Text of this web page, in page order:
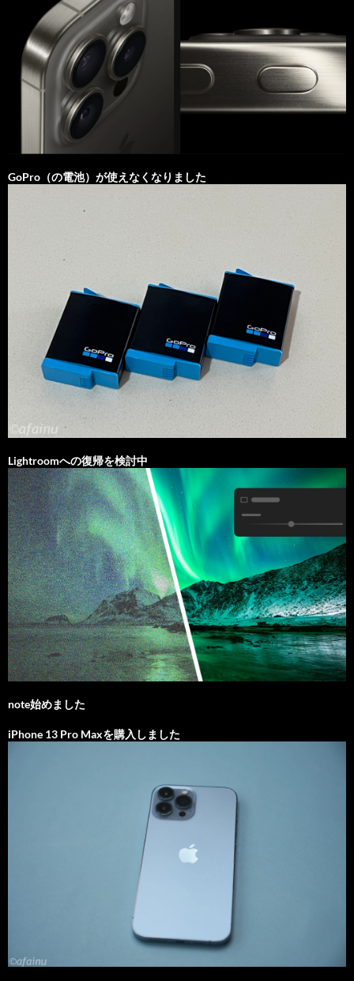
GoPro（の電池）が使えなくなりました
Lightroomへの復帰を検討中
note始めました
iPhone 13 Pro Maxを購入しました